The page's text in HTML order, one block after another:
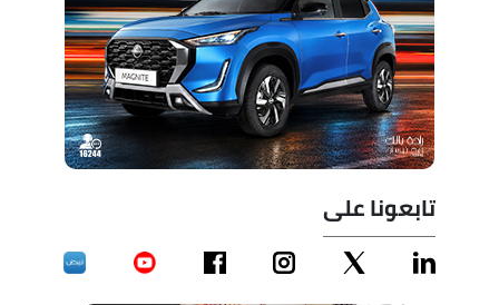
تابعونا على